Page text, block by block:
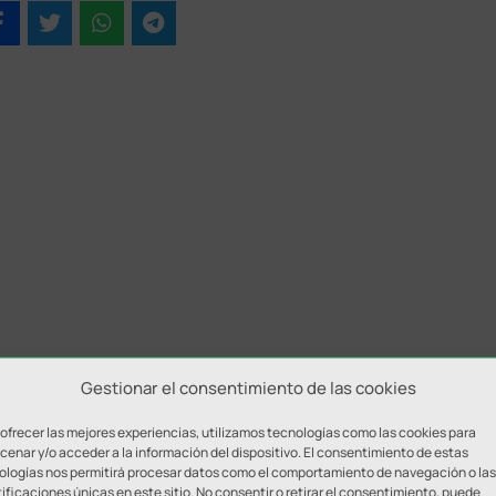
Gestionar el consentimiento de las cookies
las mejores experiencias, utilizamos tecnologías como las cookies para
y/o acceder a la información del dispositivo. El consentimiento de estas
nos permitirá procesar datos como el comportamiento de navegación o las
únicas en este sitio. No consentir o retirar el consentimiento, puede